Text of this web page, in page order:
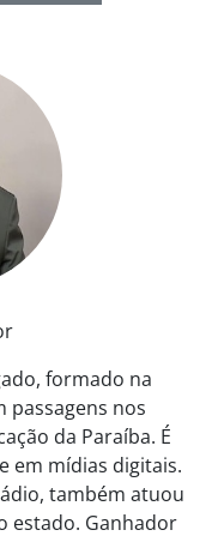
formado na
passagens nos
da Paraíba. É
em mídias digitais.
também atuou
estado. Ganhador